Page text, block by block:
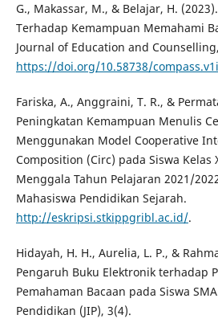
G., Makassar, M., & Belajar, H.
Terhadap Kemampuan Memahami
Journal of Education and
https://doi.org/10.58738/
Fariska, A., Anggraini, T. R., &
Peningkatan Kemampuan Menulis
Menggunakan Model Cooperative
Composition (Circ) pada Siswa Kelas
Menggala Tahun Pelajaran 2021/
Mahasiswa Pendidikan Sejarah.
http://eskripsi.stkippgribl.ac.id/.
Hidayah, H. H., Aurelia, L. P., &
Pengaruh Buku Elektronik terhadap
Pemahaman Bacaan pada Siswa
Pendidikan (JIP), 3(4).